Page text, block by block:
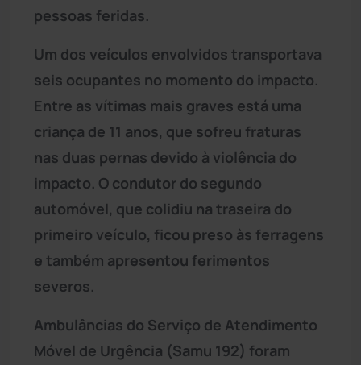
pessoas feridas.
Um dos veículos envolvidos transportava
seis ocupantes no momento do impacto.
Entre as vítimas mais graves está uma
criança de 11 anos, que sofreu fraturas
nas duas pernas devido à violência do
impacto. O condutor do segundo
automóvel, que colidiu na traseira do
primeiro veículo, ficou preso às ferragens
e também apresentou ferimentos
severos.
Ambulâncias do Serviço de Atendimento
Móvel de Urgência (Samu 192) foram